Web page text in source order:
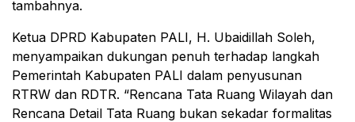
tambahnya.
Ketua DPRD Kabupaten PALI, H. Ubaidillah Soleh,
menyampaikan dukungan penuh terhadap langkah
Pemerintah Kabupaten PALI dalam penyusunan
RTRW dan RDTR. “Rencana Tata Ruang Wilayah dan
Rencana Detail Tata Ruang bukan sekadar formalitas